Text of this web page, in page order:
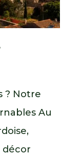
? Notre
Au
décor